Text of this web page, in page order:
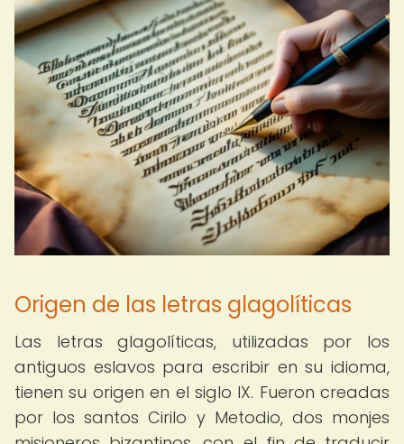
Origen de las letras glagolíticas
Las letras glagolíticas, utilizadas por los
antiguos eslavos para escribir en su idioma,
tienen su origen en el siglo IX. Fueron creadas
por los santos Cirilo y Metodio, dos monjes